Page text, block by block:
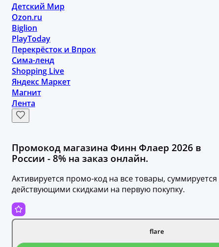
Детский Мир
Ozon.ru
Biglion
PlayToday
Перекрёсток и Впрок
Сима-ленд
Shopping Live
Яндекс Маркет
Магнит
Лента
Промокод магазина Финн Флаер 2026 в
России - 8% на заказ онлайн.
Активируется промо-код на все товары, суммируется
действующими скидками на первую покупку.
flare